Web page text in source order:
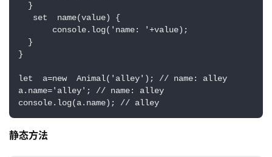
}
set  name(value) {
console.log('name: '+value);
}
}
let  a=new  Animal('alley'); // name: alley
a.name='alley'; // name: alley
console.log(a.name); // alley
静态方法